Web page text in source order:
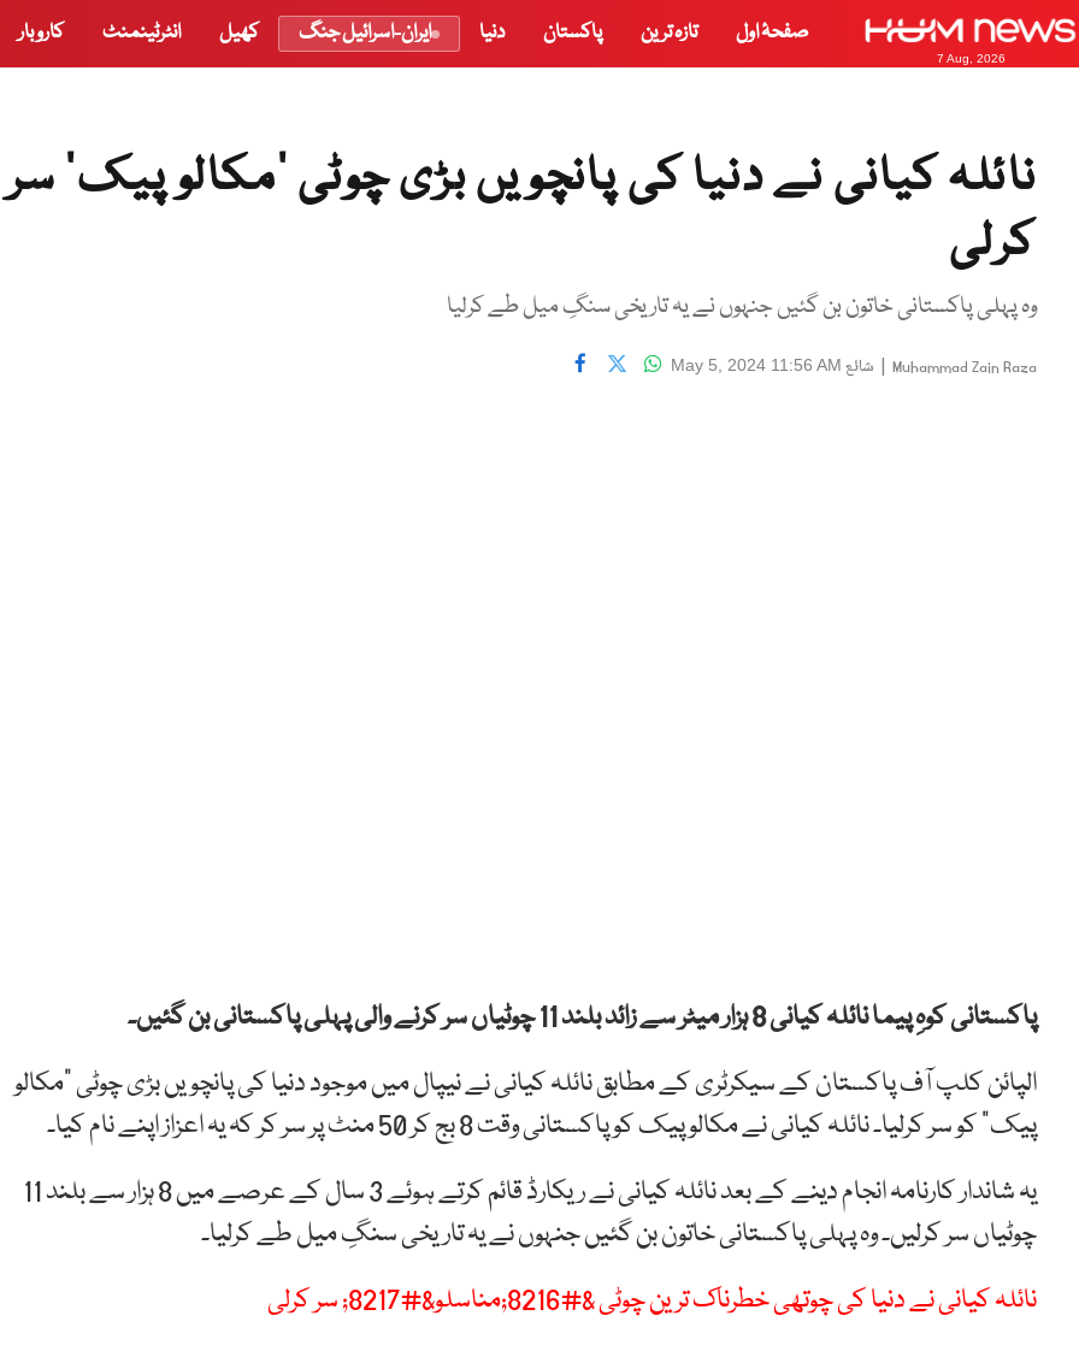
7 Aug, 2026
صفحۂ اول تازہ ترین پاکستان دنیا ایران-اسرائیل جنگ کھیل انٹرٹینمنٹ کاروبار
نائلہ کیانی نے دنیا کی پانچویں بڑی چوٹی ‘مکالو پیک’ سر
کرلی
وہ پہلی پاکستانی خاتون بن گئیں جنہوں نے یہ تاریخی سنگِ میل طے کرلیا
Muhammad Zain Raza
| شائع May 5, 2024 11:56 AM
پاکستانی کوہِ پیما نائلہ کیانی 8 ہزار میٹر سے زائد بلند 11 چوٹیاں سر کرنے والی پہلی پاکستانی بن گئیں۔
الپائن کلپ آف پاکستان کے سیکرٹری کے مطابق نائلہ کیانی نے نیپال میں موجود دنیا کی پانچویں بڑی چوٹی “مکالو
پیک” کو سر کرلیا۔ نائلہ کیانی نے مکالو پیک کو پاکستانی وقت 8 بج کر 50 منٹ پر سر کر کہ یہ اعزاز اپنے نام کیا۔
یہ شاندار کارنامہ انجام دینے کے بعد نائلہ کیانی نے ریکارڈ قائم کرتے ہوئے 3 سال کے عرصے میں 8 ہزار سے بلند 11
چوٹیاں سر کرلیں۔ وہ پہلی پاکستانی خاتون بن گئیں جنہوں نے یہ تاریخی سنگِ میل طے کرلیا۔
نائلہ کیانی نے دنیا کی چوتھی خطرناک ترین چوٹی &#8216;مناسلو&#8217; سر کرلی